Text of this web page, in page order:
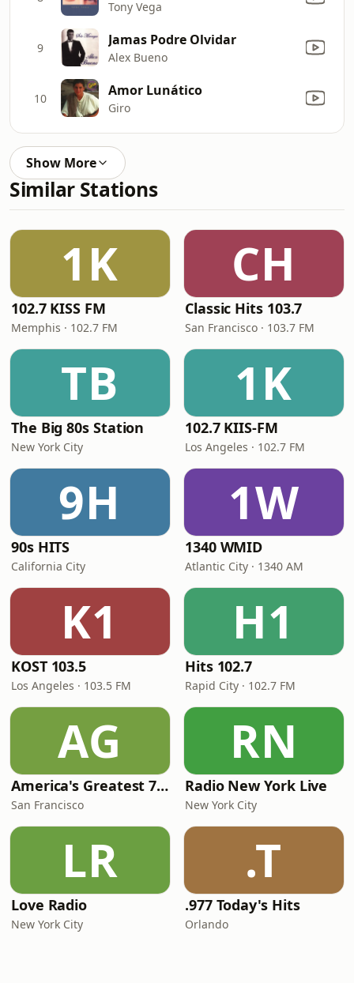
Tony Vega
9 Jamas Podre Olvidar
Alex Bueno
10 Amor Lunático
Giro
Show More
Similar Stations
1K
102.7 KISS FM
Memphis · 102.7 FM
CH
Classic Hits 103.7
San Francisco · 103.7 FM
TB
The Big 80s Station
New York City
1K
102.7 KIIS-FM
Los Angeles · 102.7 FM
9H
90s HITS
California City
1W
1340 WMID
Atlantic City · 1340 AM
K1
KOST 103.5
Los Angeles · 103.5 FM
H1
Hits 102.7
Rapid City · 102.7 FM
AG
America's Greatest 70s Hits
San Francisco
RN
Radio New York Live
New York City
LR
Love Radio
New York City
.T
.977 Today's Hits
Orlando